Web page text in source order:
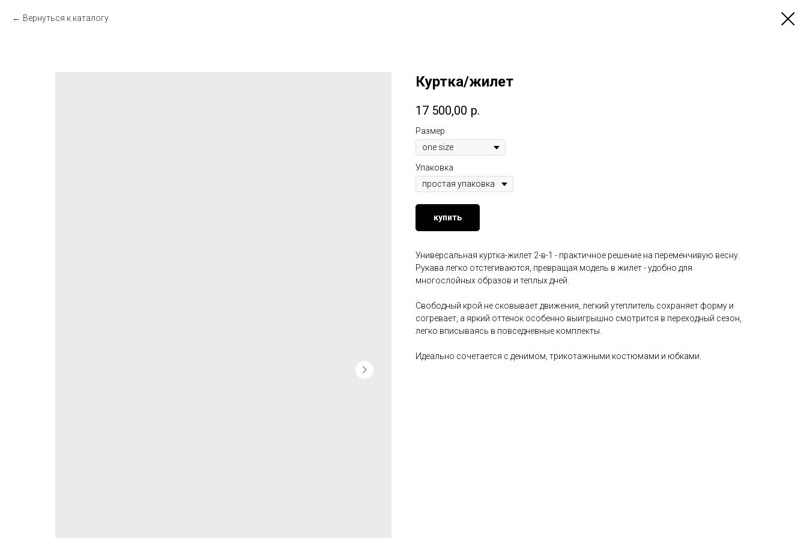
Вернуться к каталогу
Куртка/жилет
17 500,00 р.
Размер
Упаковка
купить
Универсальная куртка-жилет 2-в-1 - практичное решение на переменчивую весну.
Рукава легко отстегиваются, превращая модель в жилет - удобно для
многослойных образов и теплых дней.
Свободный крой не сковывает движения, легкий утеплитель сохраняет форму и
согревает, а яркий оттенок особенно выигрышно смотрится в переходный сезон,
легко вписываясь в повседневные комплекты.
Идеально сочетается с денимом, трикотажными костюмами и юбками.